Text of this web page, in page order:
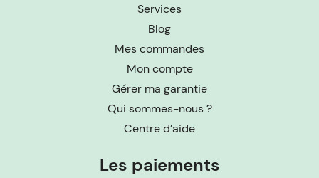
Services
Blog
Mes commandes
Mon compte
Gérer ma garantie
Qui sommes-nous ?
Centre d’aide
Les paiements